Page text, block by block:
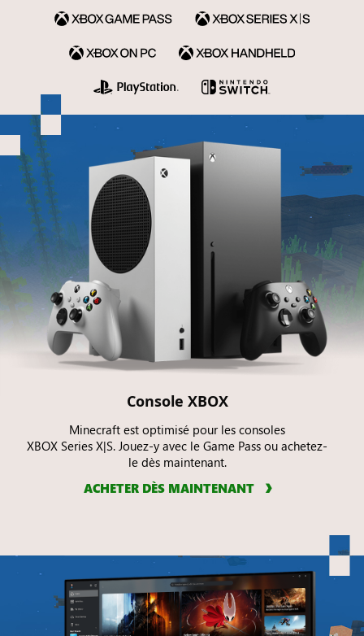
Console XBOX
Minecraft est optimisé pour les consoles
XBOX Series X|S. Jouez-y avec le Game Pass ou achetez-
le dès maintenant.
ACHETER DÈS MAINTENANT